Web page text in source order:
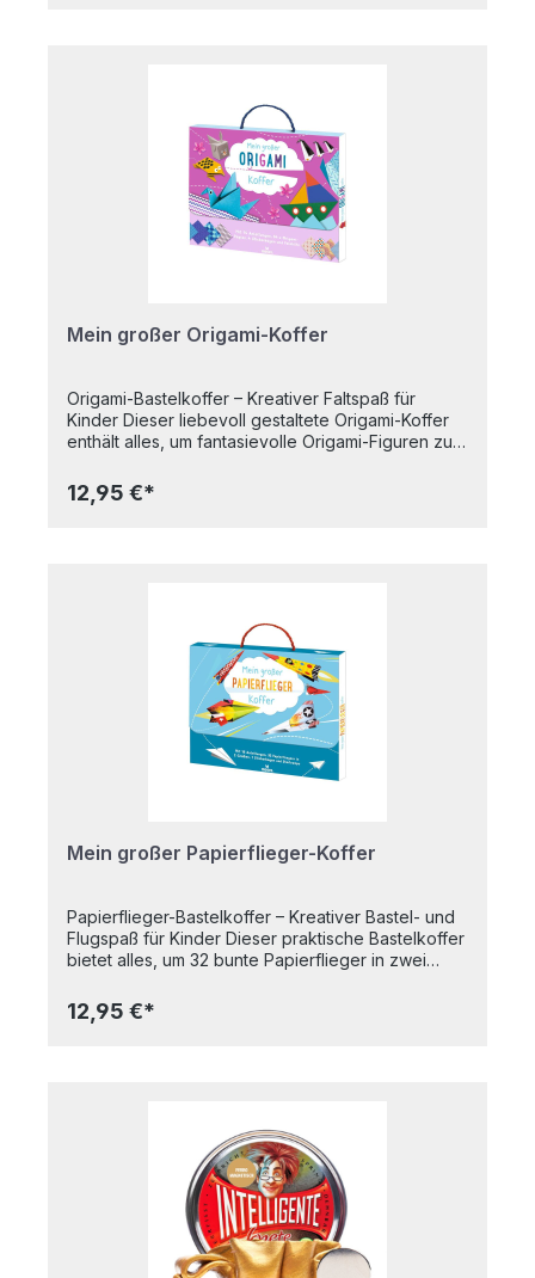
B7-Bogen mit 13 Teilen zum Ausklappen und
Zusammenbauen; eine Bauanleitung befindet sich
auf der Innenseite der Verpackung. Maße
(zusammengebaut): 14,8 x 3,7 x 12,7 cm
Mein großer Origami-Koffer
Origami-Bastelkoffer – Kreativer Faltspaß für
Kinder Dieser liebevoll gestaltete Origami-Koffer
enthält alles, um fantasievolle Origami-Figuren zu
können Tiere, Formen und andere kreative
Modelle nach den einfachen Anleitungen Schritt
verschiedenen Designs - 14 Anleitungen für
spannende Origami-Figuren - Stickerbogen zum
Verzieren der Modelle - inklusive praktischer
Falzhilfe für präzise Ergebnisse Ein vielseitiger
Bastelspaß für Kinder ab 6 Jahren. Achtung! Nicht
geeignet für Kinder unter 3 Jahren.
Erstickungsgefahr wegen verschluckbarer
12,95 €*
Mein großer Papierflieger-Koffer
Papierflieger-Bastelkoffer – Kreativer Bastel- und
Flugspaß für Kinder Dieser praktische Bastelkoffer
bietet alles, um 32 bunte Papierflieger in zwei
Mit den beiliegenden Stickern lassen sich die
Flieger individuell verzieren. Die Startrampe sorgt
Flugmodelle. Ideal für kreative Stunden zu Hause
oder unterwegs. - 32 Papierflieger in zwei Größen
zum Selberfalten - Anleitungsbuch mit einfachen
Faltanleitungen - Stickerbogen für kreative
Gestaltung - Startrampe mit Gummiband für weite
Flüge Ein ideales Geschenk für kleine
Tüftler*innen und Flugbegeisterte ab 6
12,95 €*